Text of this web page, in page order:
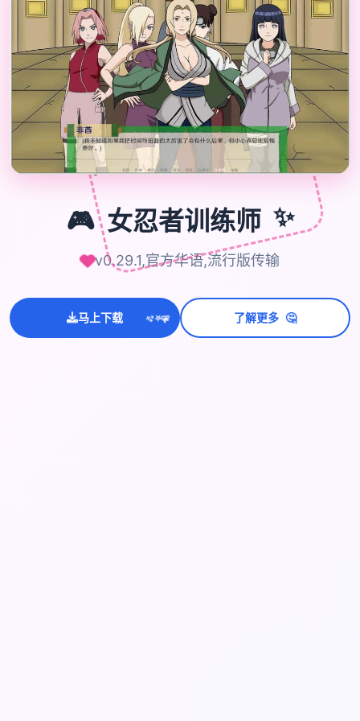
🎮
🎮 女忍者训练师 ✨
v0.29.1,官方华语,流行版传输
马上下载 ✨⭐💫 了解更多 🤔